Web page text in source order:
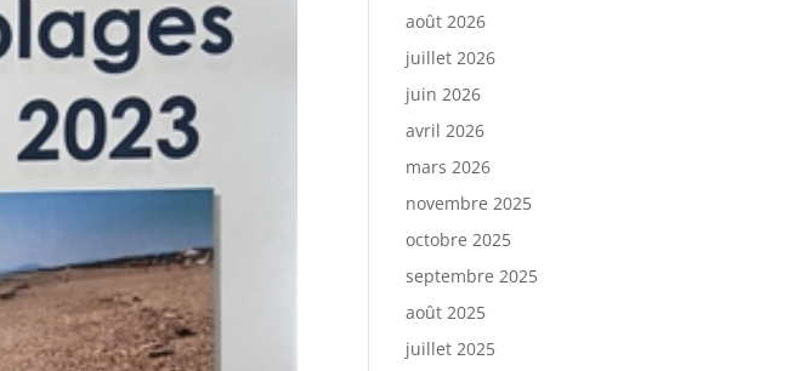
août 2026
juillet 2026
juin 2026
avril 2026
mars 2026
novembre 2025
octobre 2025
septembre 2025
août 2025
juillet 2025